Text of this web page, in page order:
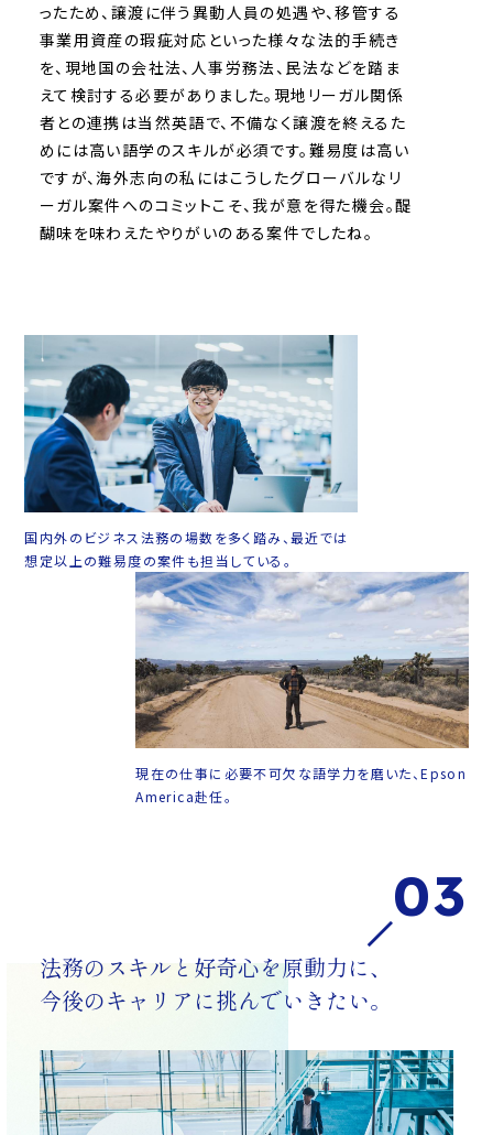
ったため、譲渡に伴う異動人員の処遇や、移管する
事業用資産の瑕疵対応といった様々な法的手続き
を、現地国の会社法、人事労務法、民法などを踏ま
えて検討する必要がありました。現地リーガル関係
者との連携は当然英語で、不備なく譲渡を終えるた
めには高い語学のスキルが必須です。難易度は高い
ですが、海外志向の私にはこうしたグローバルなリ
ーガル案件へのコミットこそ、我が意を得た機会。醍
醐味を味わえたやりがいのある案件でしたね。
国内外のビジネス法務の場数を多く踏み、最近では
想定以上の難易度の案件も担当している。
現在の仕事に必要不可欠な語学力を磨いた、Epson
America赴任。
03
法務のスキルと好奇心を原動力に、
今後のキャリアに挑んでいきたい。